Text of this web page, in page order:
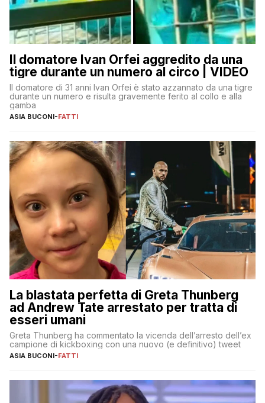
Il domatore Ivan Orfei aggredito da una
tigre durante un numero al circo | VIDEO
Il domatore di 31 anni Ivan Orfei è stato azzannato da una tigre
durante un numero e risulta gravemente ferito al collo e alla
gamba
ASIA BUCONI-FATTI
La blastata perfetta di Greta Thunberg
ad Andrew Tate arrestato per tratta di
esseri umani
Greta Thunberg ha commentato la vicenda dell’arresto dell’ex
campione di kickboxing con una nuovo (e definitivo) tweet
ASIA BUCONI-FATTI